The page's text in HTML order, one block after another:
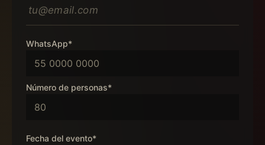
WhatsApp*
Número de personas*
Fecha del evento*